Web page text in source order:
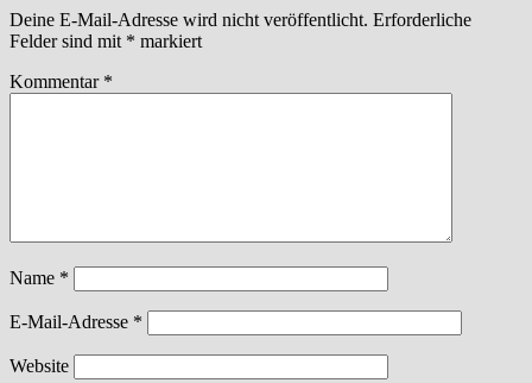
Deine E-Mail-Adresse wird nicht veröffentlicht. Erforderliche
Felder sind mit * markiert
Kommentar *
Name *
E-Mail-Adresse *
Website